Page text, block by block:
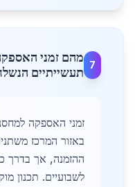
7
מהם זמני
תעשייתיים
זמני האספקה
באזור המרכז
ההזמנה, אך בדרך
לשבועיים. תכנון